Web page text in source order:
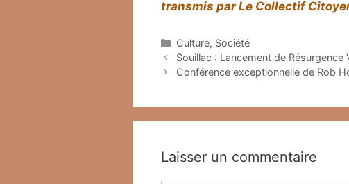
transmis par Le Collectif
Catégories
Culture, Société
Souillac : Lancement de Résurgence
Conférence exceptionnelle de Rob
Laisser un commentaire